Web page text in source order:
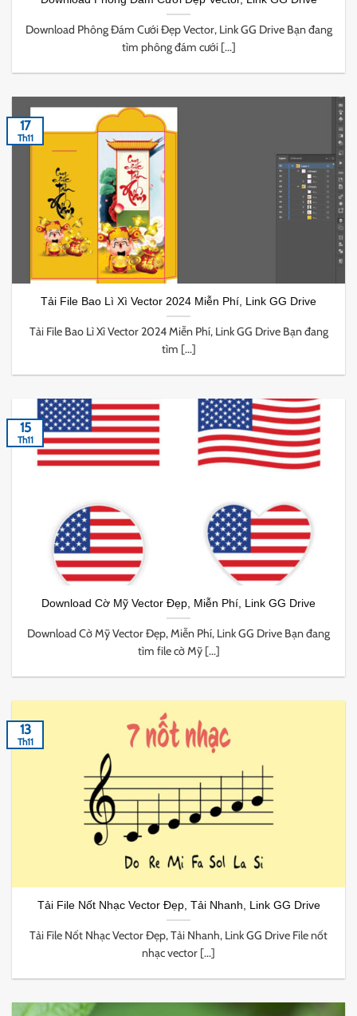
Download Phông Đám Cưới Đẹp Vector, Link GG Drive Bạn đang
tìm phông đám cưới [...]
Tải File Bao Lì Xì Vector 2024 Miễn Phí, Link GG Drive
Tải File Bao Lì Xì Vector 2024 Miễn Phí, Link GG Drive Bạn đang
tìm [...]
17
Th11
Download Cờ Mỹ Vector Đẹp, Miễn Phí, Link GG Drive
Download Cờ Mỹ Vector Đẹp, Miễn Phí, Link GG Drive Bạn đang
tìm file cờ Mỹ [...]
15
Th11
Tải File Nốt Nhạc Vector Đẹp, Tải Nhanh, Link GG Drive
Tải File Nốt Nhạc Vector Đẹp, Tải Nhanh, Link GG Drive File nốt
nhạc vector [...]
13
Th11